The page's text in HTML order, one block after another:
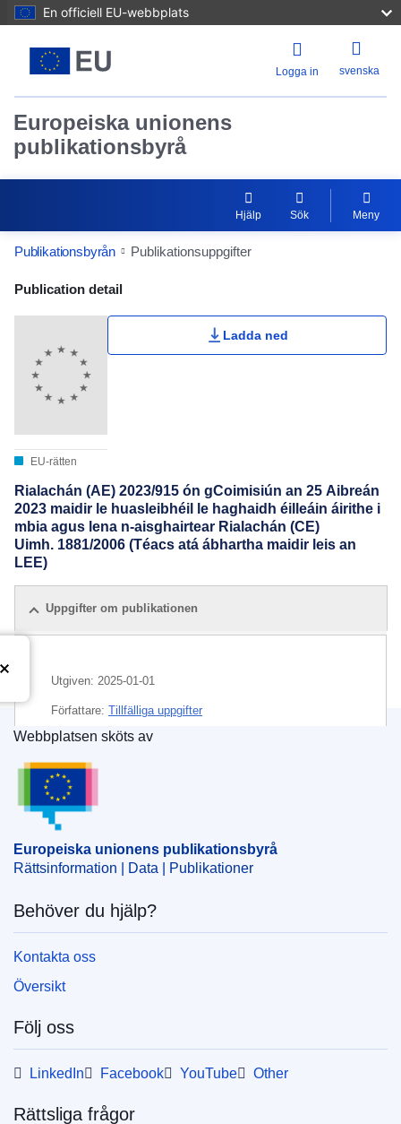
En officiell EU-webbplats
Logga in svenska
Europeiska unionens
publikationsbyrå
Hjälp Sök Meny
Publikationsbyrån Publikationsuppgifter
Publication Detail Actions Portlet
Publication detail
EU-rätten
Ladda ned
Rialachán (AE) 2023/915 ón gCoimisiún an 25 Aibreán
2023 maidir le huasleibhéil le haghaidh éilleáin áirithe i
mbia agus lena n-aisghairtear Rialachán (CE)
Uimh. 1881/2006 (Téacs atá ábhartha maidir leis an
LEE)
Uppgifter om publikationen
Utgiven: 2025-01-01
Författare: Tillfälliga uppgifter
Europeiska unionens publikationsbyrå
Webbplatsen sköts av
Europeiska unionens publikationsbyrå
Rättsinformation | Data | Publikationer
Behöver du hjälp?
Kontakta oss
Översikt
Följ oss
LinkedIn Facebook YouTube Other
Rättsliga frågor